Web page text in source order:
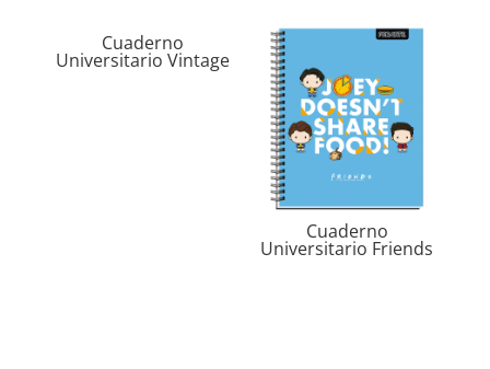
Cuaderno
Universitario Vintage
Cuaderno
Universitario Friends